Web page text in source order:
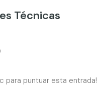
Técnicas
para puntuar esta entrada!